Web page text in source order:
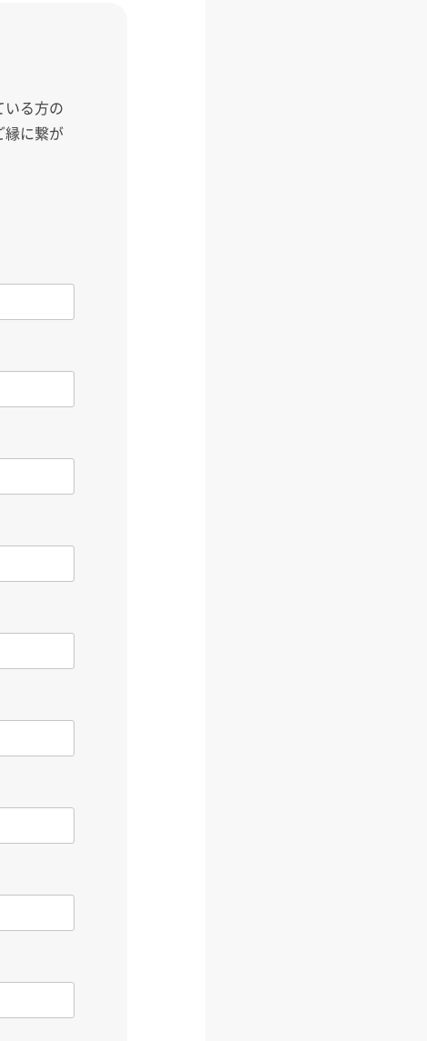
る方の
縁に繋が